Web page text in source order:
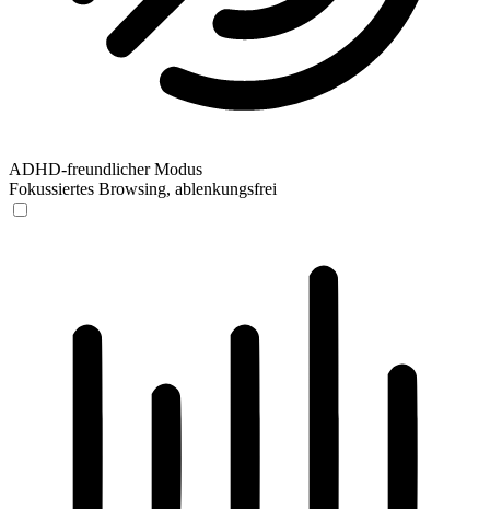
ADHD-freundlicher Modus
Fokussiertes Browsing, ablenkungsfrei